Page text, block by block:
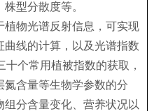
型分散度等。
植物光谱反射信息，可实现
曲线的计算，以及光谱指数
十个常用植被指数的获取，
氮含量等生物学参数的分
组分含量变化、营养状况以